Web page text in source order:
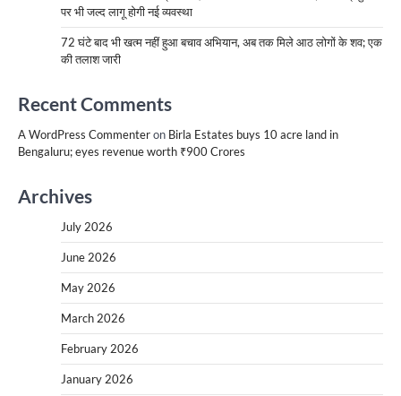
पर भी जल्द लागू होगी नई व्यवस्था
72 घंटे बाद भी खत्म नहीं हुआ बचाव अभियान, अब तक मिले आठ लोगों के शव; एक
की तलाश जारी
Recent Comments
A WordPress Commenteron Birla Estates buys 10 acre land in
Bengaluru; eyes revenue worth ₹900 Crores
Archives
July 2026
June 2026
May 2026
March 2026
February 2026
January 2026